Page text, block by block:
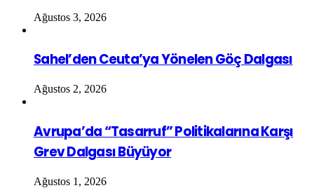
Ağustos 3, 2026
Sahel’den Ceuta’ya Yönelen Göç Dalgası
Ağustos 2, 2026
Avrupa’da “Tasarruf” Politikalarına Karşı
Grev Dalgası Büyüyor
Ağustos 1, 2026